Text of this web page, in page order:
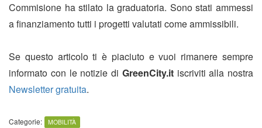
Commisione ha stilato la graduatoria. Sono stati ammessi
a finanziamento tutti i progetti valutati come ammissibili.
Se questo articolo ti è piaciuto e vuoi rimanere sempre
informato con le notizie di GreenCity.itiscriviti alla nostra
Newsletter gratuita.
Categorie: MOBILITÀ